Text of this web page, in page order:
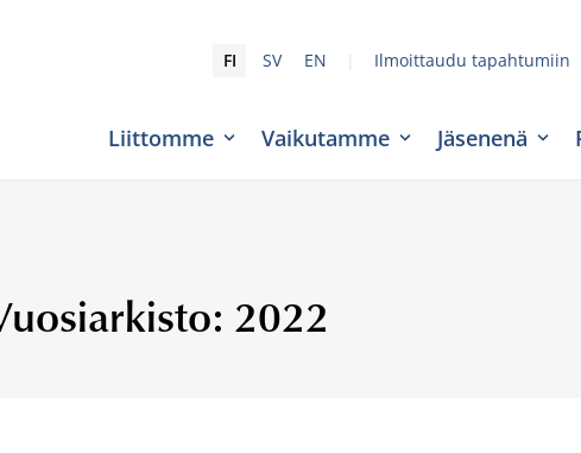
FI SV EN Ilmoittaudu tapahtumiin
Liittomme Vaikutamme Jäsenenä
2022